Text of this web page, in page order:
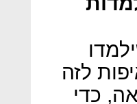
לזה
כדי